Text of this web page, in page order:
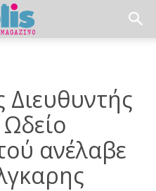
Διευθυντής
ανέλαβε